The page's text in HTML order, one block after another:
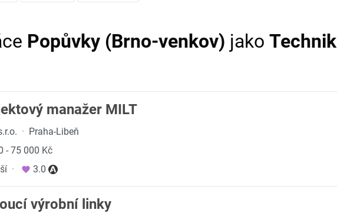
Popůvky (Brno-venkov) jako Technik
manažer MILT
· Praha-Libeň
- 75 000 Kč
· 3.0
výrobní linky